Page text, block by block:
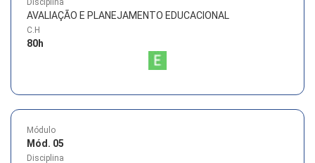
AVALIAÇÃO E PLANEJAMENTO EDUCACIONAL
C.H
80h
Módulo
Mód. 05
Disciplina